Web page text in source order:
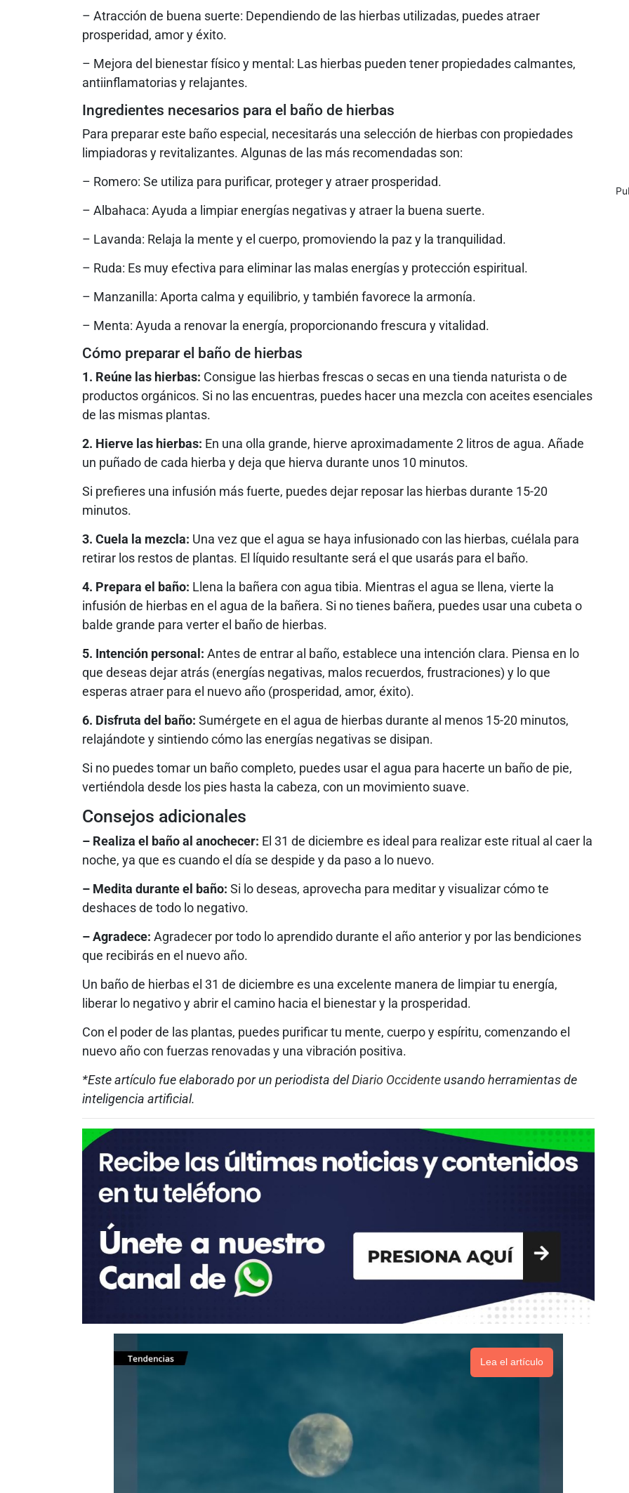
– Atracción de buena suerte: Dependiendo de las hierbas utilizadas, puedes atraer
prosperidad, amor y éxito.
– Mejora del bienestar físico y mental: Las hierbas pueden tener propiedades calmantes,
antiinflamatorias y relajantes.
Ingredientes necesarios para el baño de hierbas
Para preparar este baño especial, necesitarás una selección de hierbas con propiedades
limpiadoras y revitalizantes. Algunas de las más recomendadas son:
– Romero: Se utiliza para purificar, proteger y atraer prosperidad.
– Albahaca: Ayuda a limpiar energías negativas y atraer la buena suerte.
– Lavanda: Relaja la mente y el cuerpo, promoviendo la paz y la tranquilidad.
– Ruda: Es muy efectiva para eliminar las malas energías y protección espiritual.
– Manzanilla: Aporta calma y equilibrio, y también favorece la armonía.
– Menta: Ayuda a renovar la energía, proporcionando frescura y vitalidad.
Cómo preparar el baño de hierbas
1. Reúne las hierbas: Consigue las hierbas frescas o secas en una tienda naturista o de
productos orgánicos. Si no las encuentras, puedes hacer una mezcla con aceites esenciales
de las mismas plantas.
2. Hierve las hierbas: En una olla grande, hierve aproximadamente 2 litros de agua. Añade
un puñado de cada hierba y deja que hierva durante unos 10 minutos.
Si prefieres una infusión más fuerte, puedes dejar reposar las hierbas durante 15-20
minutos.
3. Cuela la mezcla: Una vez que el agua se haya infusionado con las hierbas, cuélala para
retirar los restos de plantas. El líquido resultante será el que usarás para el baño.
4. Prepara el baño: Llena la bañera con agua tibia. Mientras el agua se llena, vierte la
infusión de hierbas en el agua de la bañera. Si no tienes bañera, puedes usar una cubeta o
balde grande para verter el baño de hierbas.
5. Intención personal: Antes de entrar al baño, establece una intención clara. Piensa en lo
que deseas dejar atrás (energías negativas, malos recuerdos, frustraciones) y lo que
esperas atraer para el nuevo año (prosperidad, amor, éxito).
6. Disfruta del baño: Sumérgete en el agua de hierbas durante al menos 15-20 minutos,
relajándote y sintiendo cómo las energías negativas se disipan.
Si no puedes tomar un baño completo, puedes usar el agua para hacerte un baño de pie,
vertiéndola desde los pies hasta la cabeza, con un movimiento suave.
Consejos adicionales
– Realiza el baño al anochecer: El 31 de diciembre es ideal para realizar este ritual al caer la
noche, ya que es cuando el día se despide y da paso a lo nuevo.
– Medita durante el baño: Si lo deseas, aprovecha para meditar y visualizar cómo te
deshaces de todo lo negativo.
– Agradece: Agradecer por todo lo aprendido durante el año anterior y por las bendiciones
que recibirás en el nuevo año.
Un baño de hierbas el 31 de diciembre es una excelente manera de limpiar tu energía,
liberar lo negativo y abrir el camino hacia el bienestar y la prosperidad.
Con el poder de las plantas, puedes purificar tu mente, cuerpo y espíritu, comenzando el
nuevo año con fuerzas renovadas y una vibración positiva.
*Este artículo fue elaborado por un periodista delDiario Occidenteusando herramientas de
inteligencia artificial.
Lea el artículo